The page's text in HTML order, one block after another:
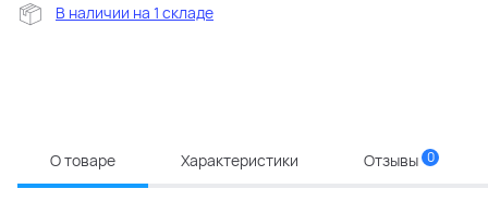
В наличии на 1 складе
О товаре Характеристики Отзывы 0